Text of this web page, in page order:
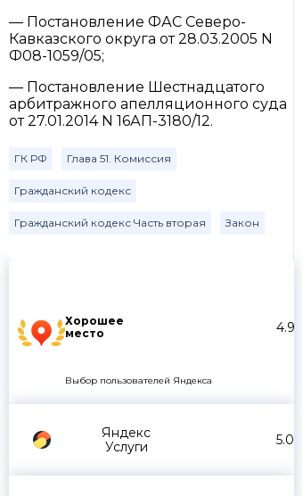
Хорошее
место
4.9
Выбор пользователей Яндекса
Яндекс
Услуги
5.0
— Постановление ФАС Северо-
Кавказского округа от 28.03.2005 N
Ф08-1059/05;
— Постановление Шестнадцатого
арбитражного апелляционного суда
от 27.01.2014 N 16АП-3180/12.
ГК РФ Глава 51. Комиссия
Гражданский кодекс
Гражданский кодекс Часть вторая Закон